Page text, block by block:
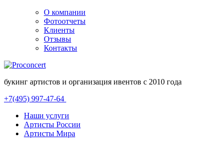
О компании
Фотоотчеты
Клиенты
Отзывы
Контакты
букинг артистов и организация ивентов с 2010 года
+7(495) 997-47-64
Наши услуги
Артисты России
Артисты Мира